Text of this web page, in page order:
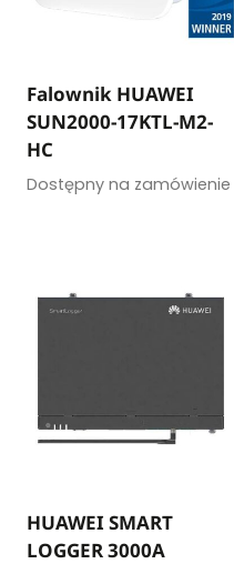
Falownik HUAWEI
SUN2000-17KTL-M2-
HC
Dostępny na zamówienie
HUAWEI SMART
LOGGER 3000A